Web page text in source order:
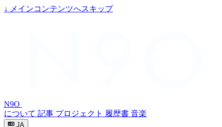
↓ メインコンテンツへスキップ
N9O
について 記事 プロジェクト 履歴書 音楽
JA